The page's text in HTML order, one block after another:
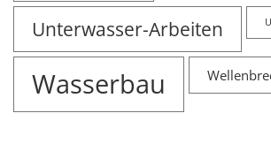
Unterwasser-Arbeiten
Wasserbau